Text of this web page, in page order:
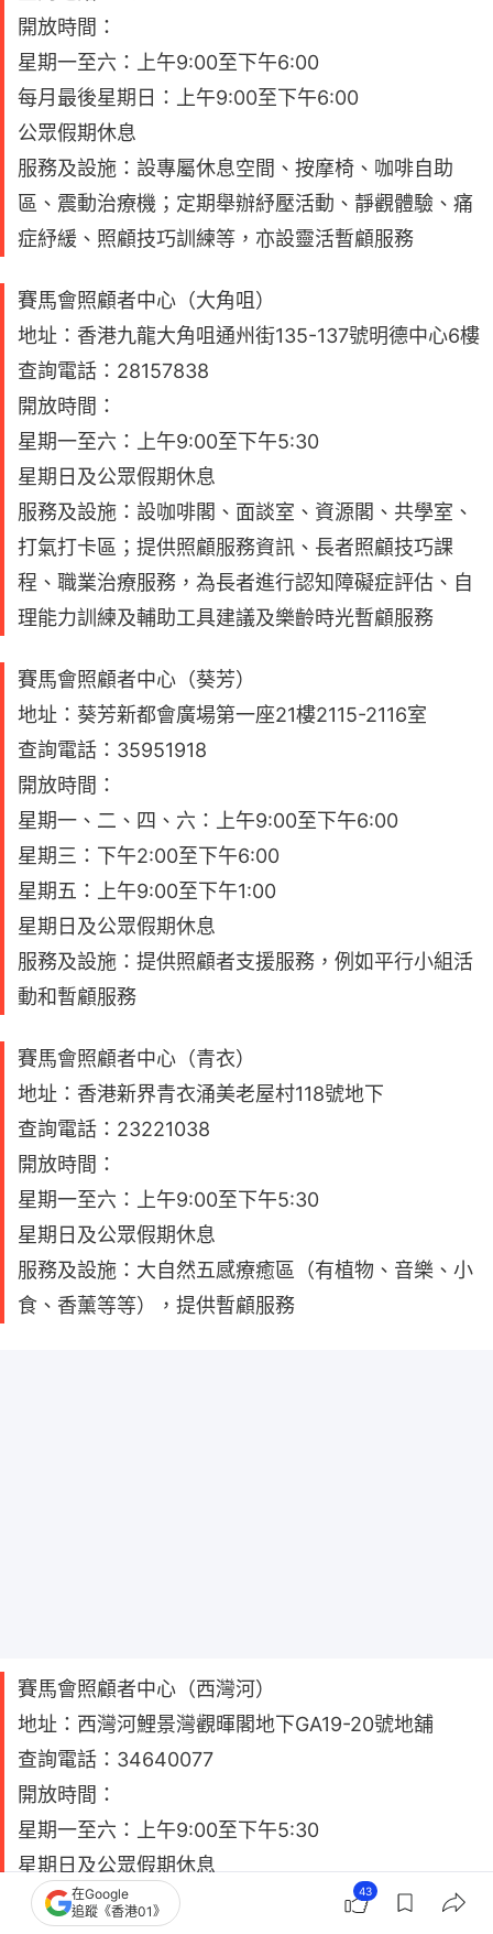
開放時間：
星期一至六：上午9:00至下午6:00
每月最後星期日：上午9:00至下午6:00
公眾假期休息
服務及設施：設專屬休息空間、按摩椅、咖啡自助
區、震動治療機；定期舉辦紓壓活動、靜觀體驗、痛
症紓緩、照顧技巧訓練等，亦設靈活暫顧服務
賽馬會照顧者中心（大角咀）
地址：香港九龍大角咀通州街135-137號明德中心6樓
查詢電話：28157838
開放時間：
星期一至六：上午9:00至下午5:30
星期日及公眾假期休息
服務及設施：設咖啡閣、面談室、資源閣、共學室、
打氣打卡區；提供照顧服務資訊、長者照顧技巧課
程、職業治療服務，為長者進行認知障礙症評估、自
理能力訓練及輔助工具建議及樂齡時光暫顧服務
賽馬會照顧者中心（葵芳）
地址：葵芳新都會廣場第一座21樓2115-2116室
查詢電話：35951918
開放時間：
星期一、二、四、六：上午9:00至下午6:00
星期三：下午2:00至下午6:00
星期五：上午9:00至下午1:00
星期日及公眾假期休息
服務及設施：提供照顧者支援服務，例如平行小組活
動和暫顧服務
賽馬會照顧者中心（青衣）
地址：香港新界青衣涌美老屋村118號地下
查詢電話：23221038
開放時間：
星期一至六：上午9:00至下午5:30
星期日及公眾假期休息
服務及設施：大自然五感療癒區（有植物、音樂、小
食、香薰等等），提供暫顧服務
賽馬會照顧者中心（西灣河）
地址：西灣河鯉景灣觀暉閣地下GA19-20號地舖
查詢電話：34640077
開放時間：
星期一至六：上午9:00至下午5:30
星期日及公眾假期休息
服務及設施：設五感療癒區域（提供舒適的座椅）、
在Google
追蹤《香港01》
43